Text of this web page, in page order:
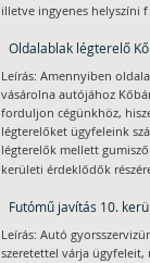
illetve ingyenes helyszíni f
Oldalablak légterelő
Leírás: Amennyiben
vásárolna autójához
forduljon cégünkhöz,
légterelőket ügyfeleink
légterelők mellett
kerületi érdeklődők
Futómű javítás 10.
Leírás: Autó
szeretettel várja ügyfeleit,